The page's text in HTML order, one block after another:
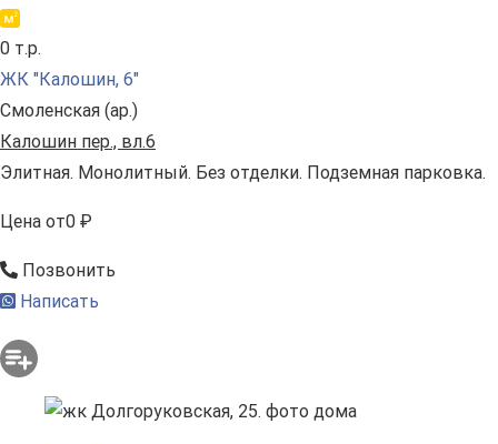
0 т.р.
ЖК "Калошин, 6"
Смоленская (ар.)
Калошин пeр., вл.6
Элитная. Монолитный. Без отделки. Подземная парковка.
Цена от0 ₽
Позвонить
Написать